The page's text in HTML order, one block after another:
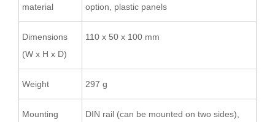
material
option, plastic panels
Dimensions
(W x H x D)
110 x 50 x 100 mm
Weight 297 g
Mounting DIN rail (can be mounted on two sides),